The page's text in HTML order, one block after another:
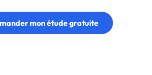
mon étude gratuite